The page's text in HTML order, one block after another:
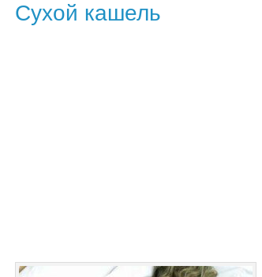
Сухой кашель